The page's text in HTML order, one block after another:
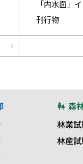
「内水面」
刊行物
森
林業
林産